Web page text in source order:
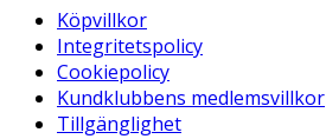
Köpvillkor
Integritetspolicy
Cookiepolicy
Kundklubbens medlemsvillkor
Tillgänglighet